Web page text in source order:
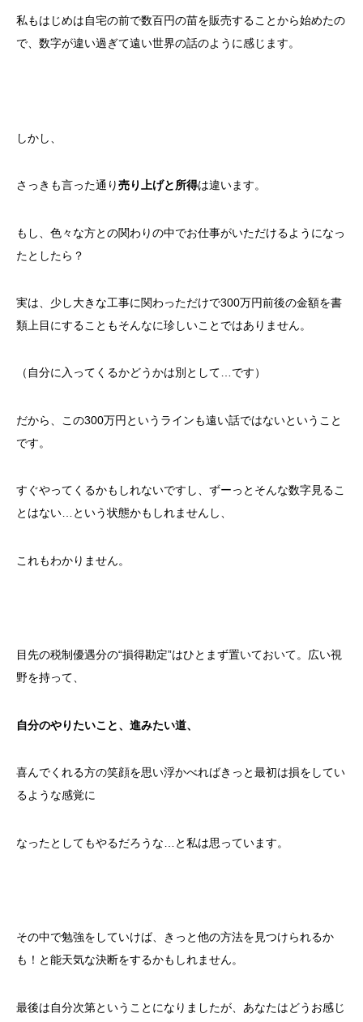
私もはじめは自宅の前で数百円の苗を販売することから始めたの
で、数字が違い過ぎて遠い世界の話のように感じます。
しかし、
さっきも言った通り売り上げと所得は違います。
もし、色々な方との関わりの中でお仕事がいただけるようになっ
たとしたら？
実は、少し大きな工事に関わっただけで300万円前後の金額を書
類上目にすることもそんなに珍しいことではありません。
（自分に入ってくるかどうかは別として…です）
だから、この300万円というラインも遠い話ではないということ
です。
すぐやってくるかもしれないですし、ずーっとそんな数字見るこ
とはない…という状態かもしれませんし、
これもわかりません。
目先の税制優遇分の“損得勘定”はひとまず置いておいて。広い視
野を持って、
自分のやりたいこと、進みたい道、
喜んでくれる方の笑顔を思い浮かべればきっと最初は損をしてい
るような感覚に
なったとしてもやるだろうな…と私は思っています。
その中で勉強をしていけば、きっと他の方法を見つけられるか
も！と能天気な決断をするかもしれません。
最後は自分次第ということになりましたが、あなたはどうお感じ